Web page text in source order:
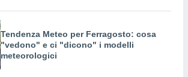
Tendenza Meteo per Ferragosto: cosa
"vedono" e ci "dicono" i modelli
meteorologici